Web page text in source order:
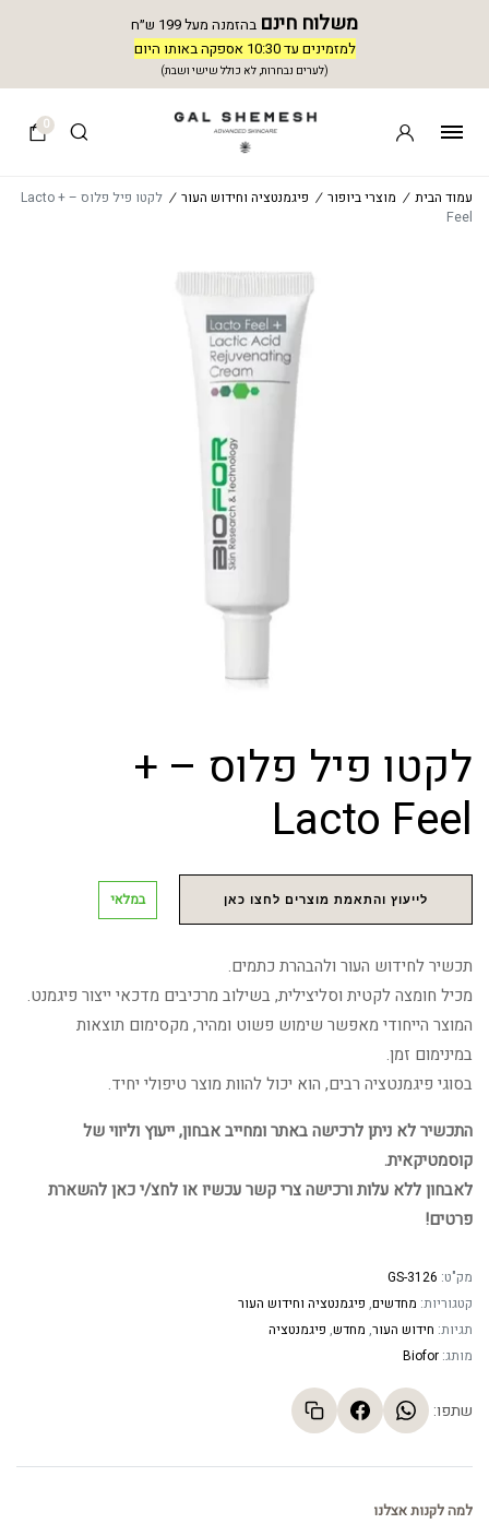
משלוח חינם בהזמנה מעל 199 ש״ח
למזמינים עד 10:30 אספקה באותו היום
(לערים נבחרות, לא כולל שישי ושבת)
0
עמוד הבית / מוצרי ביופור / פיגמנטציה וחידוש העור /
לקטו פיל פלוס – + Lacto
Feel
לקטו פיל פלוס – +
Lacto Feel
לייעוץ והתאמת מוצרים לחצו כאן במלאי
תכשיר לחידוש העור ולהבהרת כתמים.
מכיל חומצה לקטית וסליצילית, בשילוב מרכיבים מדכאי ייצור פיגמנט.
המוצר הייחודי מאפשר שימוש פשוט ומהיר, מקסימום תוצאות
במינימום זמן.
בסוגי פיגמנטציה רבים, הוא יכול להוות מוצר טיפולי יחיד.
התכשיר לא ניתן לרכישה באתר ומחייב אבחון, ייעוץ וליווי של
קוסמטיקאית.
לאבחון ללא עלות ורכישה צרי קשר עכשיו או לחצ/י כאן להשארת
פרטים!
מק"ט: GS-3126
קטגוריות: מחדשים, פיגמנטציה וחידוש העור
תגיות: חידוש העור, מחדש, פיגמנטציה
מותג: Biofor
שתפו:
למה לקנות אצלנו